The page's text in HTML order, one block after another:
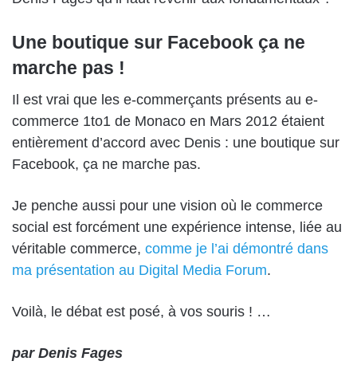
Une boutique sur Facebook ça ne
marche pas !
Il est vrai que les e-commerçants présents au e-
commerce 1to1 de Monaco en Mars 2012 étaient
entièrement d’accord avec Denis : une boutique sur
Facebook, ça ne marche pas.
Je penche aussi pour une vision où le commerce
social est forcément une expérience intense, liée au
véritable commerce, comme je l’ai démontré dans
ma présentation au Digital Media Forum.
Voilà, le débat est posé, à vos souris ! …
par Denis Fages